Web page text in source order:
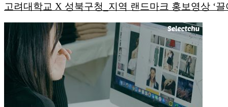
고려대학교 X 성북구청_지역 랜드마크 홍보영상 ‘끌